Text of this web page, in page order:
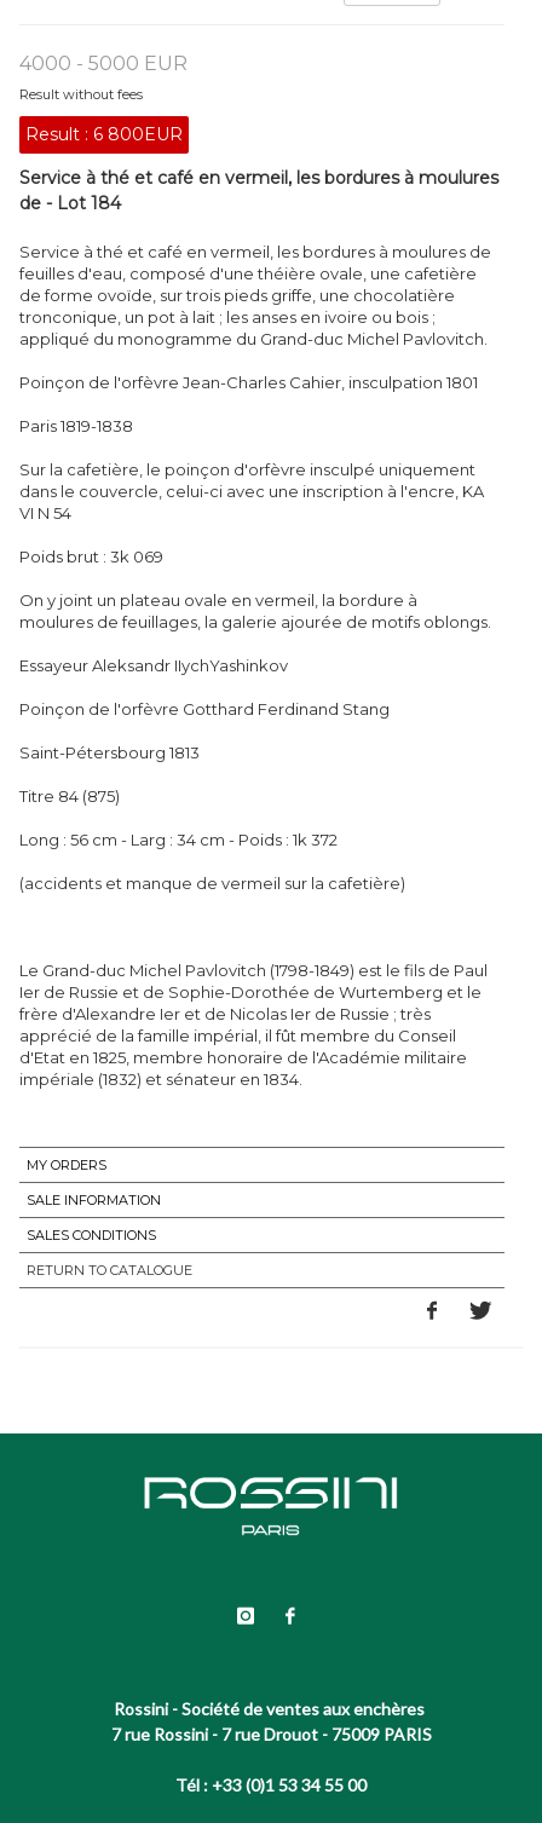
4000 - 5000 EUR
Result without fees
Result : 6 800EUR
Service à thé et café en vermeil, les bordures à moulures
de - Lot 184
Service à thé et café en vermeil, les bordures à moulures de
feuilles d'eau, composé d'une théière ovale, une cafetière
de forme ovoïde, sur trois pieds griffe, une chocolatière
tronconique, un pot à lait ; les anses en ivoire ou bois ;
appliqué du monogramme du Grand-duc Michel Pavlovitch.
Poinçon de l'orfèvre Jean-Charles Cahier, insculpation 1801
Paris 1819-1838
Sur la cafetière, le poinçon d'orfèvre insculpé uniquement
dans le couvercle, celui-ci avec une inscription à l'encre, KA
VI N 54
Poids brut : 3k 069
On y joint un plateau ovale en vermeil, la bordure à
moulures de feuillages, la galerie ajourée de motifs oblongs.
Essayeur Aleksandr IIychYashinkov
Poinçon de l'orfèvre Gotthard Ferdinand Stang
Saint-Pétersbourg 1813
Titre 84 (875)
Long : 56 cm - Larg : 34 cm - Poids : 1k 372
(accidents et manque de vermeil sur la cafetière)
Le Grand-duc Michel Pavlovitch (1798-1849) est le fils de Paul
Ier de Russie et de Sophie-Dorothée de Wurtemberg et le
frère d'Alexandre Ier et de Nicolas Ier de Russie ; très
apprécié de la famille impérial, il fût membre du Conseil
d'Etat en 1825, membre honoraire de l'Académie militaire
impériale (1832) et sénateur en 1834.
MY ORDERS
SALE INFORMATION
SALES CONDITIONS
RETURN TO CATALOGUE
Rossini - Société de ventes aux enchères
7 rue Rossini - 7 rue Drouot - 75009 PARIS
Tél : +33 (0)1 53 34 55 00